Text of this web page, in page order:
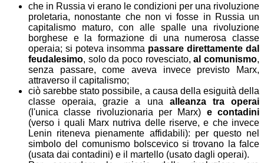
che in Russia vi erano le condizioni per una rivoluzione
proletaria, nonostante che non vi fosse in Russia un
capitalismo maturo, con alle spalle una rivoluzione
borghese e la formazione di una numerosa classe
operaia; si poteva insomma passare direttamente dal
feudalesimo, solo da poco rovesciato,al comunismo,
senza passare, come aveva invece previsto Marx,
attraverso il capitalismo;
ciò sarebbe stato possibile, a causa della esiguità della
classe operaia, grazie a una alleanza tra operai
(l'unica classe rivoluzionaria per Marx) e contadini
(verso i quali Marx nutriva delle riserve, e che invece
Lenin riteneva pienamente affidabili): per questo nel
simbolo del comunismo bolscevico si trovano la falce
(usata dai contadini) e il martello (usato dagli operai).